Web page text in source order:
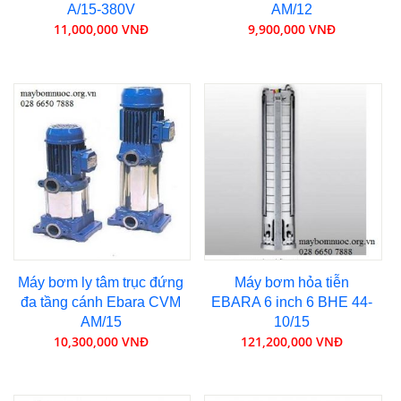
A/15-380V
11,000,000 VNĐ
AM/12
9,900,000 VNĐ
Máy bơm ly tâm trục đứng
đa tầng cánh Ebara CVM
AM/15
10,300,000 VNĐ
Máy bơm hỏa tiễn
EBARA 6 inch 6 BHE 44-
10/15
121,200,000 VNĐ